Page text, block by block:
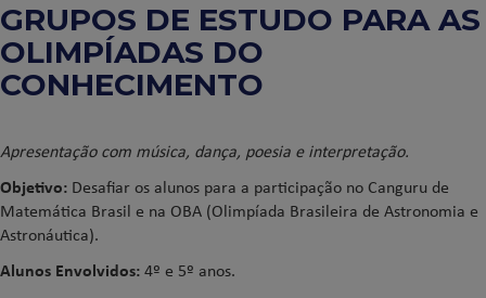
GRUPOS DE ESTUDO PARA AS
OLIMPÍADAS DO
CONHECIMENTO
Apresentação com música, dança, poesia e interpretação.
Objetivo: Desafiar os alunos para a participação no Canguru de
Matemática Brasil e na OBA (Olimpíada Brasileira de Astronomia e
Astronáutica).
Alunos Envolvidos:4º e 5º anos.